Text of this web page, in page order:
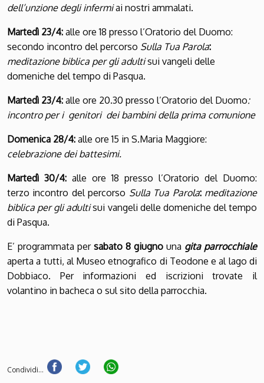
dell’unzione degli infermiai nostri ammalati.
Martedì 23/4: alle ore 18 presso l’Oratorio del Duomo:
secondo incontro del percorso Sulla Tua Parola:
meditazione biblica per gli adultisui vangeli delle
domeniche del tempo di Pasqua.
Martedì 23/4: alle ore 20.30 presso l’Oratorio del Duomo:
incontro per i genitori dei bambini della prima comunione
Domenica 28/4: alle ore 15 in S.Maria Maggiore:
celebrazione dei battesimi.
Martedì 30/4: alle ore 18 presso l’Oratorio del Duomo:
terzo incontro del percorso Sulla Tua Parola: meditazione
biblica per gli adultisui vangeli delle domeniche del tempo
di Pasqua.
E’ programmata per sabato 8 giugno una gita parrocchiale
aperta a tutti, al Museo etnografico di Teodone e al lago di
Dobbiaco. Per informazioni ed iscrizioni trovate il
volantino in bacheca o sul sito della parrocchia.
Condividi...